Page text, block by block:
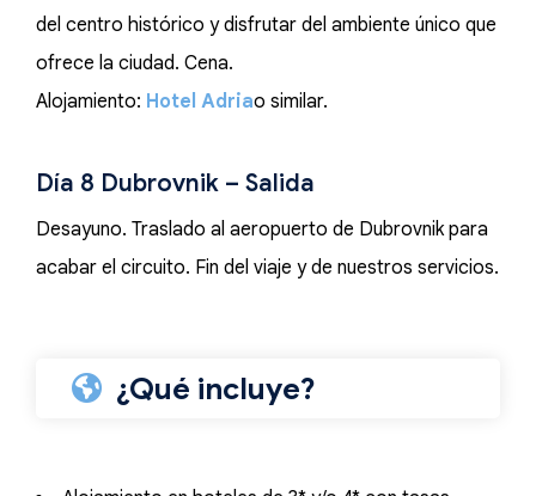
del centro histórico y disfrutar del ambiente único que
ofrece la ciudad. Cena.
Alojamiento: Hotel Adriao similar.
Día 8 Dubrovnik – Salida
Desayuno. Traslado al aeropuerto de Dubrovnik para
acabar el circuito. Fin del viaje y de nuestros servicios.
¿Qué incluye?